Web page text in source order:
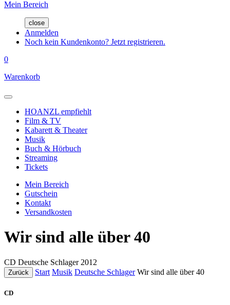
Mein Bereich
close
Anmelden
Noch kein Kundenkonto? Jetzt registrieren.
0
Warenkorb
HOANZL empfiehlt
Film & TV
Kabarett & Theater
Musik
Buch & Hörbuch
Streaming
Tickets
Mein Bereich
Gutschein
Kontakt
Versandkosten
Wir sind alle über 40
CD Deutsche Schlager 2012
Zurück Start Musik Deutsche Schlager Wir sind alle über 40
CD